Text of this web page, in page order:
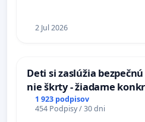
2 Jul 2026
Deti si zaslúžia
nie škrty - žiadame
opatrenia na zlepšenie
školstve
1 923 podpisov
454 Podpisy / 30 dni